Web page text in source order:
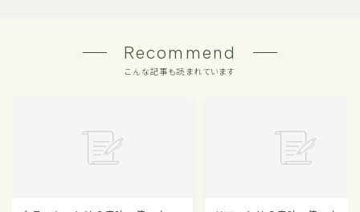
Recommend
こんな記事も読まれています